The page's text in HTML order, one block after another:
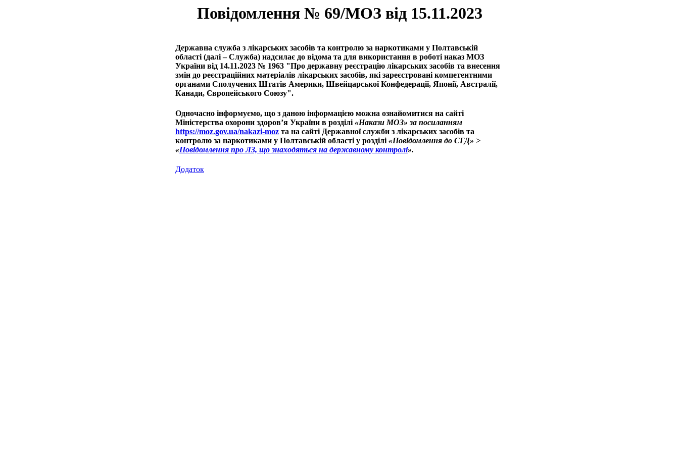
Повідомлення № 69/МОЗ від 15.11.2023
Державна служба з лікарських засобів та контролю за наркотиками у Полтавській
області (далі – Служба) надсилає до відома та для використання в роботі наказ МОЗ
України від 14.11.2023 № 1963 "Про державну реєстрацію лікарських засобів та внесення
змін до реєстраційних матеріалів лікарських засобів, які зареєстровані компетентними
органами Сполучених Штатів Америки, Швейцарської Конфедерації, Японії, Австралії,
Канади, Європейського Союзу".
Одночасно інформуємо, що з даною інформацією можна ознайомитися на сайті
Міністерства охорони здоров’я України в розділі «Накази МОЗ» за посиланням
https://moz.gov.ua/nakazi-moz та на сайті Державної служби з лікарських засобів та
контролю за наркотиками у Полтавській області у розділі «Повідомлення до СГД» >
«Повідомлення про ЛЗ, що знаходяться на державному контролі».
Додаток